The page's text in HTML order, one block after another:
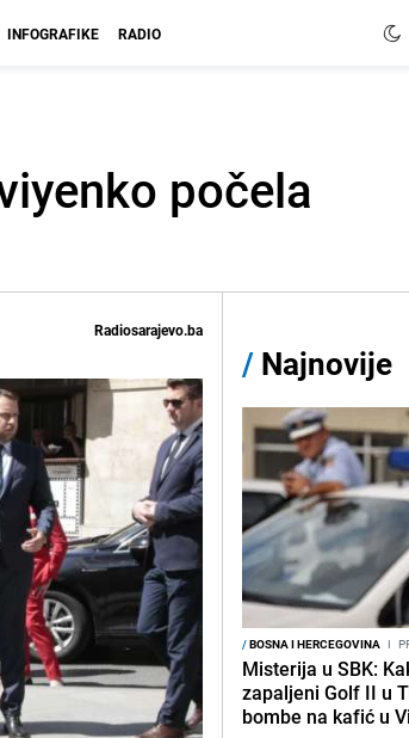
INFOGRAFIKE RADIO
počela
Radiosarajevo.ba
/ Najnovije
/BOSNA I HERCEGOVINA I
Misterija u SBK:
zapaljeni Golf II u
bombe na kafić u